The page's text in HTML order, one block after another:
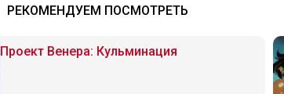
РЕКОМЕНДУЕМ ПОСМОТРЕТЬ
Проект Венера: Кульминация